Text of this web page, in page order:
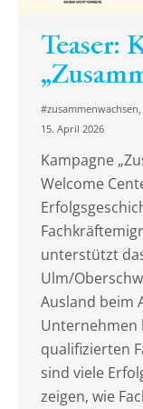
Teaser:
#zusammenwachsen,
15. April 2026
Kampagne
Welcome
unterstützt
Ulm/
Ausland beim
Unternehmen
qualifizierten
sind viele
zeigen, wie